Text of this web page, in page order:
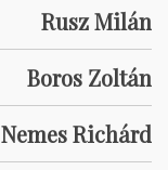
Rusz Milán
Boros Zoltán
Nemes Richárd